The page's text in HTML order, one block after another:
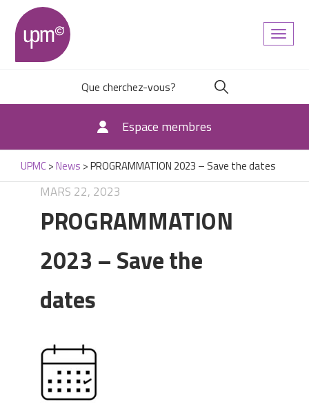
Espace membres
UPMC>News >PROGRAMMATION 2023 – Save the dates
MARS 22, 2023
PROGRAMMATION
2023 – Save the
dates